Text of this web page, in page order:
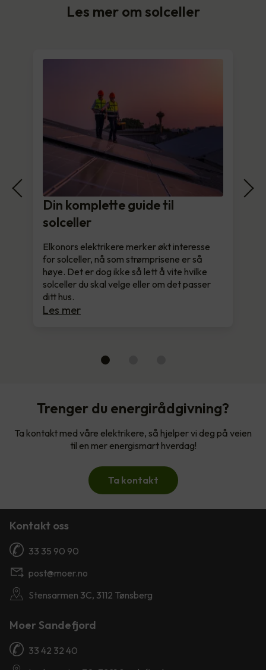
Les mer om solceller
Din komplette guide til
solceller
Elkonors elektrikere merker økt interesse
for solceller, nå som strømprisene er så
høye. Det er dog ikke så lett å vite hvilke
solceller du skal velge eller om det passer
ditt hus.
Les mer
Trenger du energirådgivning?
Ta kontakt med våre elektrikere, så hjelper vi deg på veien
til en mer energismart hverdag!
Ta kontakt
Kontakt oss
33 35 90 90
post@moer.no
Stensarmen 3C, 3112 Tønsberg
Moer Sandefjord
33 42 32 40